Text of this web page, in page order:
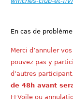
En cas de
Merci d’annuler
pouvez pas y
d’autres
de 48h avant
FFVoile ou